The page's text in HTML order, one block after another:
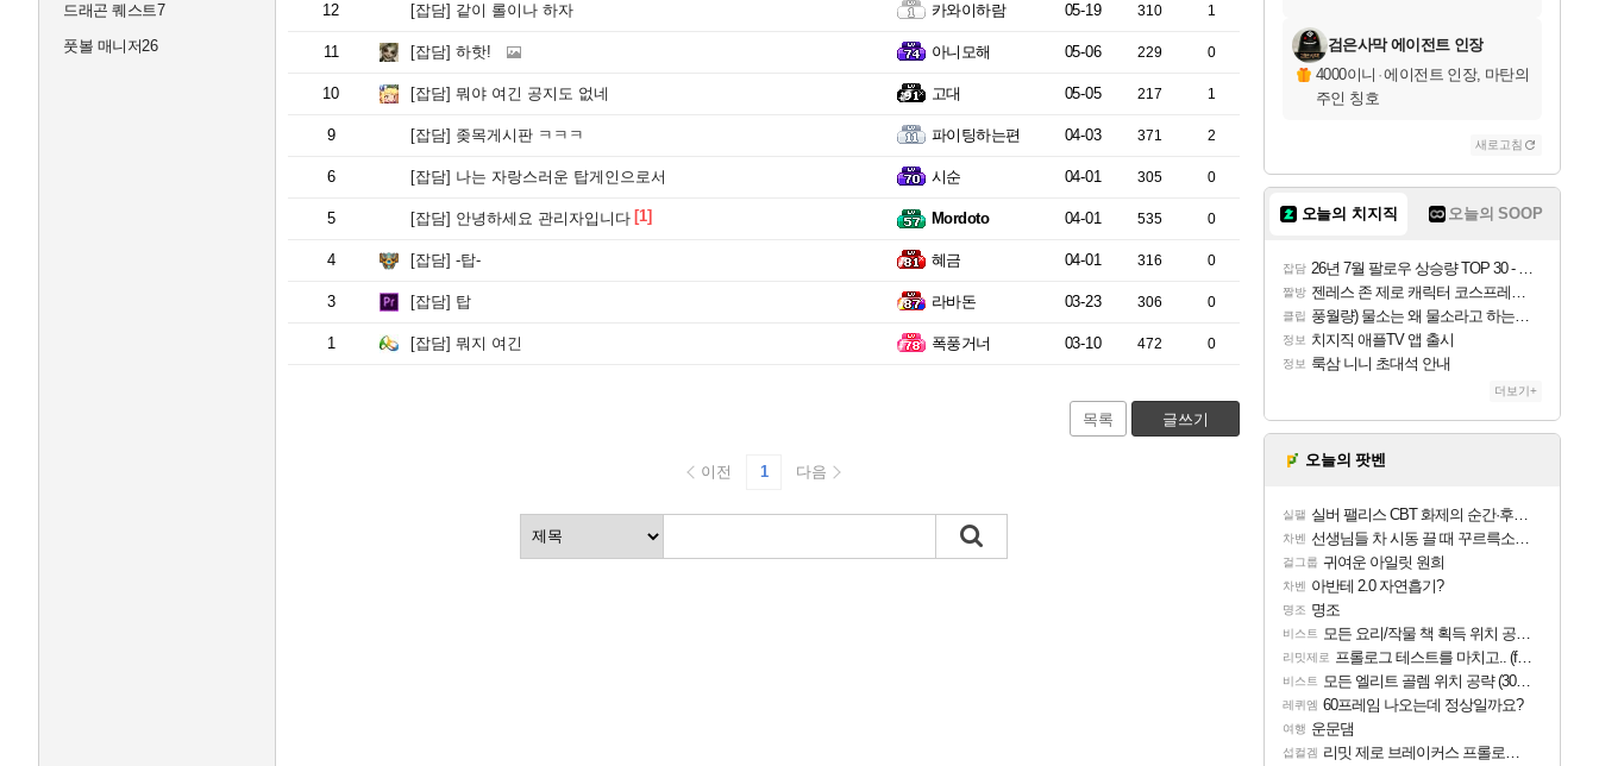
드래곤 퀘스트7
풋볼 매니저26
12 [잡담] 같이 롤이나 하자 카와이하람 05-19 310 1
11 [잡담] 하핫! 아니모해 05-06 229 0
10 [잡담] 뭐야 여긴 공지도 없네 고대 05-05 217 1
9 [잡담] 좆목게시판 ㅋㅋㅋ 파이팅하는편 04-03 371 2
6 [잡담] 나는 자랑스러운 탑게인으로서 시순 04-01 305 0
5 [잡담] 안녕하세요 관리자입니다 [1] Mordoto 04-01 535 0
4 [잡담] -탑- 혜금 04-01 316 0
3 [잡담] 탑 라바돈 03-23 306 0
1 [잡담] 뭐지 여긴 폭풍거너 03-10 472 0
목록 글쓰기
이전 1 다음
검은사막 에이전트 인장
4000이니 ·에이전트 인장, 마탄의
주인 칭호
새로고침
오늘의 치지직 오늘의 SOOP
잡담 26년 7월 팔로우 상승량 TOP 30 - 월간 치지직
짤방 젠레스 존 제로 캐릭터 코스프레한 꽁주
클립 풍월량) 물소는 왜 물소라고 하는거야? 아! 그만 ㅋㅋ
정보 치지직 애플TV 앱 출시
정보 룩삼 니니 초대석 안내
더보기+
오늘의 팟벤
실팰 실버 팰리스 CBT 화제의 순간·후기 모음
차벤 선생님들 차 시동 끌 때 꾸르륵소리나는데
걸그룹 귀여운 아일릿 원희
차벤 아반테 2.0 자연흡기?
명조 명조
비스트 모든 요리/작물 책 획득 위치 공략 (36개) - 미식가 도전과제
리밋제로 프롤로그 테스트를 마치고.. (feat. 리아)
비스트 모든 엘리트 골렘 위치 공략 (30개) - 방랑 결투가
레퀴엠 60프레임 나오는데 정상일까요?
여행 운문댐
섭컬겜 리밋 제로 브레이커스 프롤로그 테스트 후기 영상 업로드